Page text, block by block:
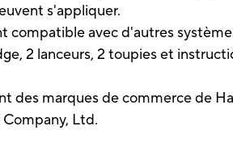
s'appliquer.
compatible avec d'autres
2 lanceurs, 2 toupies et
des marques de commerce de
Ltd.